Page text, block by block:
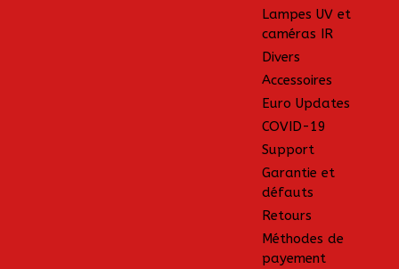
Lampes UV et
caméras IR
Divers
Accessoires
Euro Updates
COVID-19
Support
Garantie et
défauts
Retours
Méthodes de
payement